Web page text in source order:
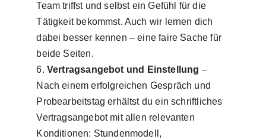
Team triffst und selbst ein Gefühl für die
Tätigkeit bekommst. Auch wir lernen dich
dabei besser kennen – eine faire Sache für
beide Seiten.
Vertragsangebot und Einstellung –
Nach einem erfolgreichen Gespräch und
Probearbeitstag erhältst du ein schriftliches
Vertragsangebot mit allen relevanten
Konditionen: Stundenmodell,